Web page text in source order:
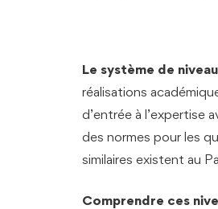
Le système de
réalisations
d’entrée à l’expertise
des normes pour les
similaires existent au
Comprendre ces